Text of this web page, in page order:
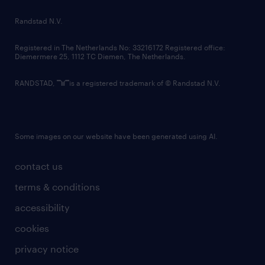
country websites
contact us
terms & conditions
accessibility
cookies
privacy notice
Randstad N.V.
Registered in The Netherlands No: 33216172 Registered office:
Diemermere 25, 1112 TC Diemen, The Netherlands.
RANDSTAD, is a registered trademark of © Randstad N.V.
Some images on our website have been generated using AI.